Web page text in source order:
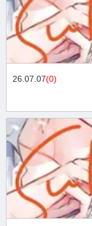
26.07.07(0)